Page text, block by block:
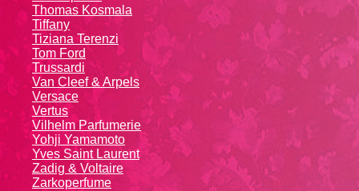
Thomas Kosmala
Tiffany
Tiziana Terenzi
Tom Ford
Trussardi
Van Cleef & Arpels
Versace
Vertus
Vilhelm Parfumerie
Yohji Yamamoto
Yvеs Sаint Lаurеnt
Zadig & Voltaire
Zarkoperfume